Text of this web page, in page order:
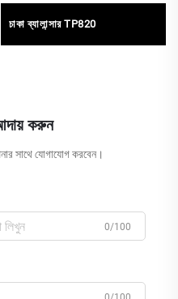
চাকা ব্যালান্সার TP820
করুন
সাথে যোগাযোগ করবেন।
0/100